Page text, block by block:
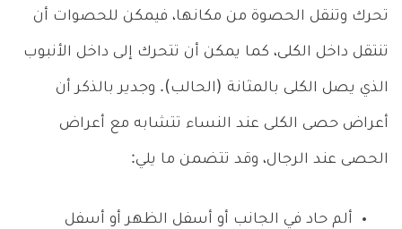
تحرك وتنقل الحصوة من مكانها، فيمكن للحصوات أن
تنتقل داخل الكلى، كما يمكن أن تتحرك إلى داخل الأنبوب
الذي يصل الكلى بالمثانة (الحالب). وجدير بالذكر أن
أعراض حصى الكلى عند النساء تتشابه مع أعراض
الحصى عند الرجال، وقد تتضمن ما يلي:
ألم حاد في الجانب أو أسفل الظهر أو أسفل